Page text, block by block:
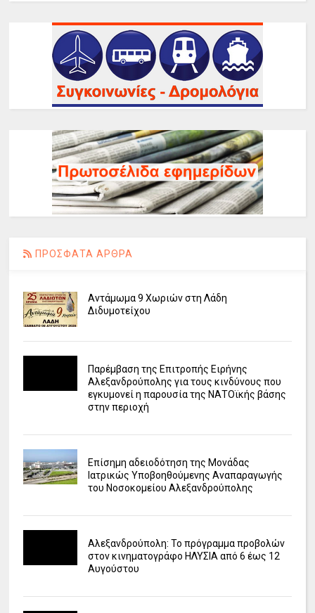
ΠΡΟΣΦΑΤΑ ΑΡΘΡΑ
Αντάμωμα 9 Χωριών στη Λάδη
Διδυμοτείχου
Παρέμβαση της Επιτροπής Ειρήνης
Αλεξανδρούπολης για τους κινδύνους που
εγκυμονεί η παρουσία της ΝΑΤΟϊκής βάσης
στην περιοχή
Επίσημη αδειοδότηση της Μονάδας
Ιατρικώς Υποβοηθούμενης Αναπαραγωγής
του Νοσοκομείου Αλεξανδρούπολης
Αλεξανδρούπολη: Το πρόγραμμα προβολών
στον κινηματογράφο ΗΛΥΣΙΑ από 6 έως 12
Αυγούστου